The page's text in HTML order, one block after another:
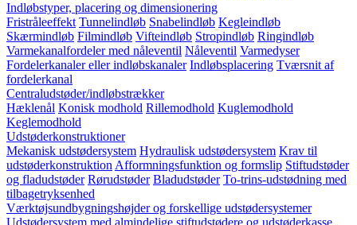
Indløbstyper, placering og dimensionering
Fristråleeffekt Tunnelindløb Snabelindløb Kegleindløb
Skærmindløb Filmindløb Vifteindløb Stropindløb Ringindløb
Varmekanalfordeler med nåleventil Nåleventil Varmedyser
Fordelerkanaler eller indløbskanaler Indløbsplacering Tværsnit af
fordelerkanal
Centraludstøder/indløbstrækker
Hæklenål Konisk modhold Rillemodhold Kuglemodhold
Keglemodhold
Udstøderkonstruktioner
Mekanisk udstødersystem Hydraulisk udstødersystem Krav til
udstøderkonstruktion Afformningsfunktion og formslip Stiftudstøder
og fladudstøder Rørudstøder Bladudstøder To-trins-udstødning med
tilbagetryksenhed
Værktøjsundbygningshøjder og forskellige udstødersystemer
Udstødersystem med almindelige stiftudstødere og udstøderkasse